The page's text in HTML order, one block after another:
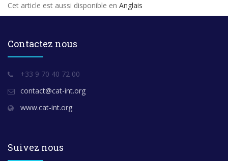
Cet article est aussi disponible en Anglais
Contactez nous
+33 9 70 40 72 00
contact@cat-int.org
www.cat-int.org
Suivez nous